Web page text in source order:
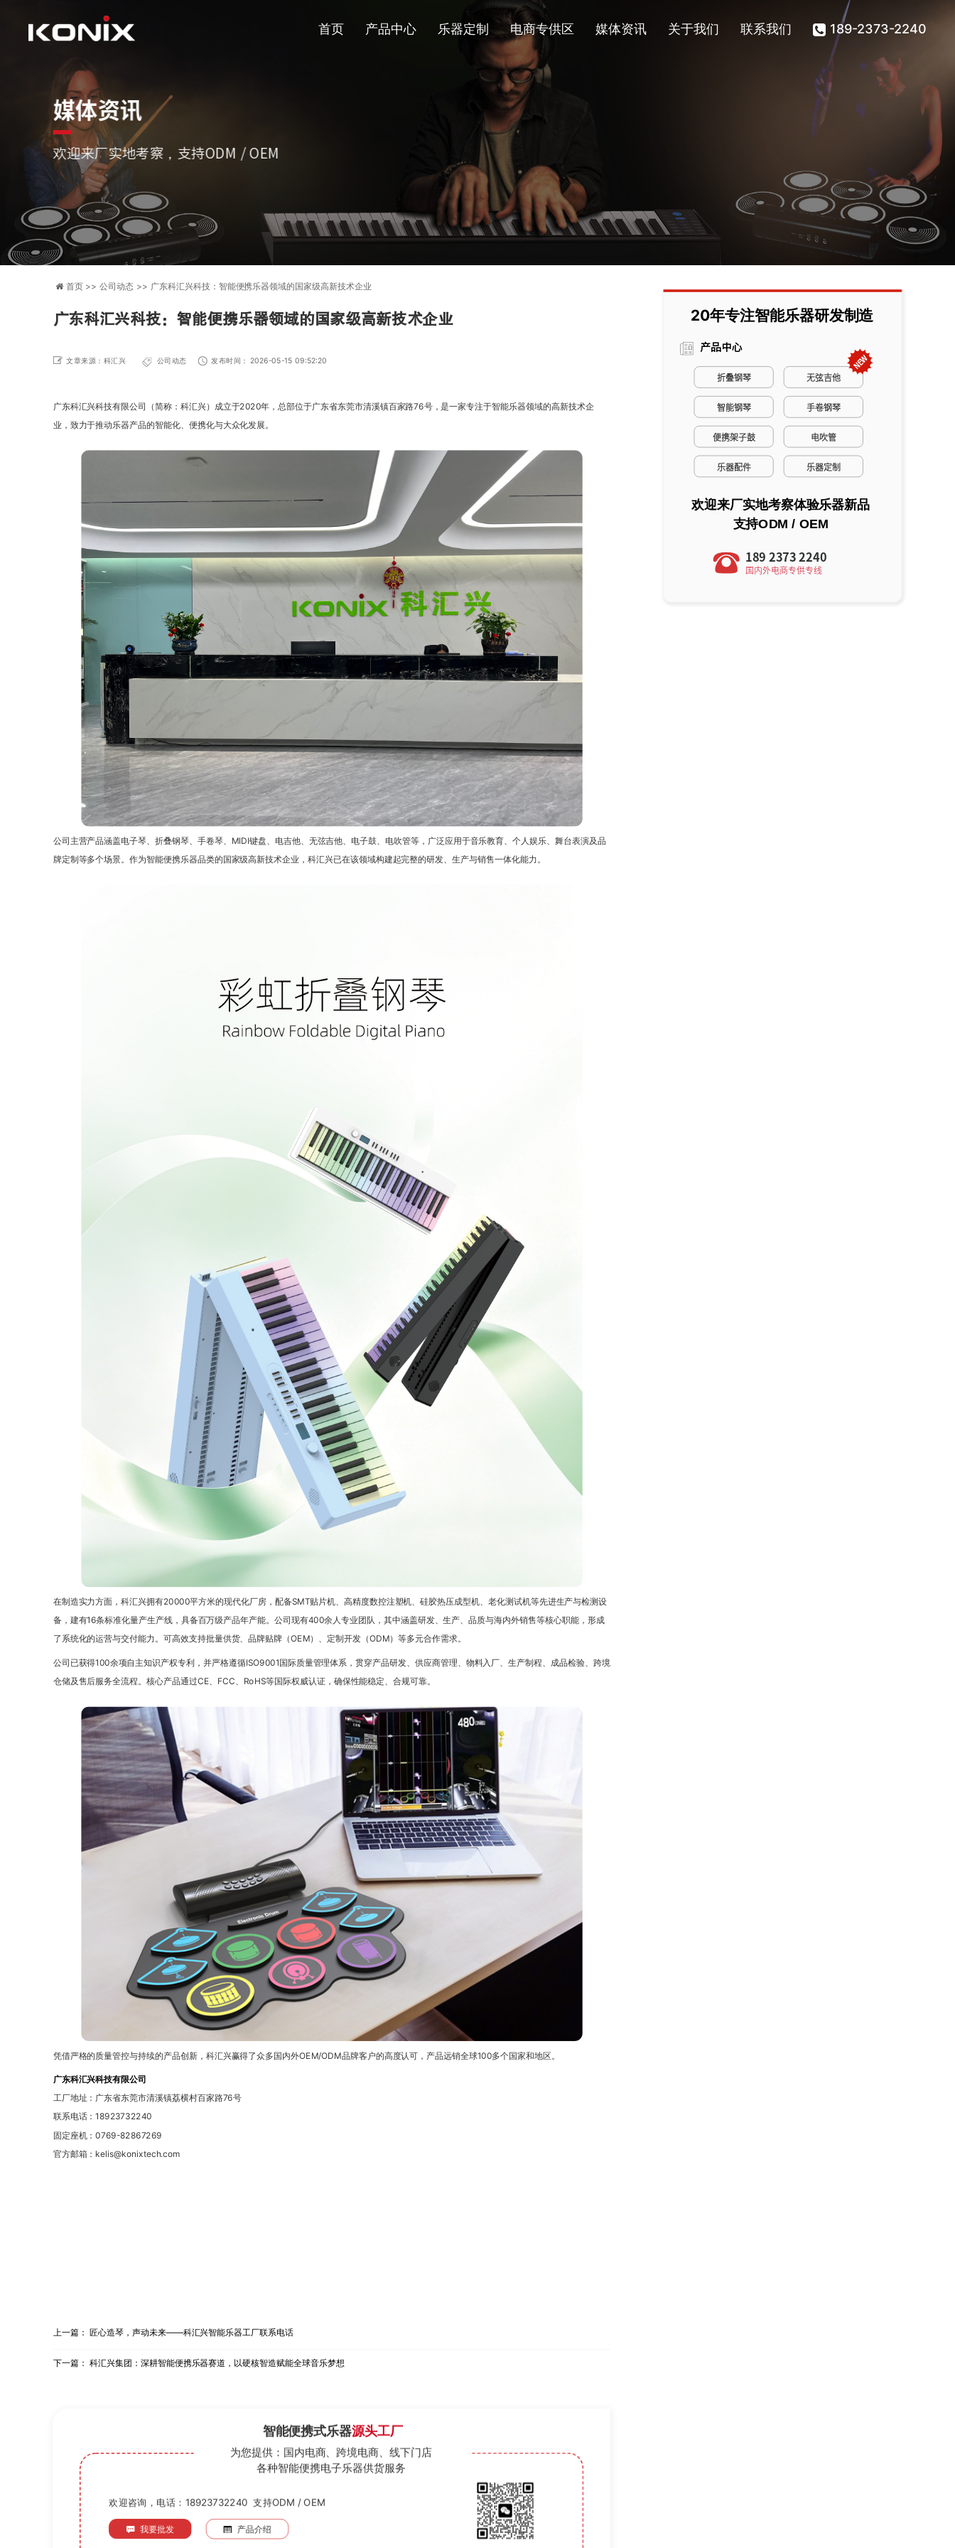
首页 产品中心 乐器定制 电商专供区 媒体资讯 关于我们 联系我们 189-2373-2240
媒体资讯
欢迎来厂实地考察，支持ODM / OEM
广东科汇兴科技：智能便携乐器领域的国家级高新技术企业
公司动态 发布时间： 2026-05-15 09:52:20
广东科汇兴科技有限公司（简称：科汇兴）成立于2020年，总部位于广东省东莞市清溪镇百家路76号，是一家专注于智能乐器领域的高新技术企
业，致力于推动乐器产品的智能化、便携化与大众化发展。
公司主营产品涵盖电子琴、折叠钢琴、手卷琴、MIDI键盘、电吉他、无弦吉他、电子鼓、电吹管等，广泛应用于音乐教育、个人娱乐、舞台表演及品
牌定制等多个场景。作为智能便携乐器品类的国家级高新技术企业，科汇兴已在该领域构建起完整的研发、生产与销售一体化能力。
在制造实力方面，科汇兴拥有20000平方米的现代化厂房，配备SMT贴片机、高精度数控注塑机、硅胶热压成型机、老化测试机等先进生产与检测设
备，建有16条标准化量产生产线，具备百万级产品年产能。公司现有400余人专业团队，其中涵盖研发、生产、品质与海内外销售等核心职能，形成
了系统化的运营与交付能力。可高效支持批量供货、品牌贴牌（OEM）、定制开发（ODM）等多元合作需求。
公司已获得100余项自主知识产权专利，并严格遵循ISO9001国际质量管理体系，贯穿产品研发、供应商管理、物料入厂、生产制程、成品检验、跨境
仓储及售后服务全流程。核心产品通过CE、FCC、RoHS等国际权威认证，确保性能稳定、合规可靠。
凭借严格的质量管控与持续的产品创新，科汇兴赢得了众多国内外OEM/ODM品牌客户的高度认可，产品远销全球100多个国家和地区。
广东科汇兴科技有限公司
工厂地址：广东省东莞市清溪镇荔横村百家路76号
联系电话：18923732240
固定座机：0769-82867269
官方邮箱：kelis@konixtech.com
文章来源：科汇兴
首页 >>公司动态 >> 广东科汇兴科技：智能便携乐器领域的国家级高新技术企业
产品中心
折叠钢琴 无弦吉他
智能钢琴 手卷钢琴
便携架子鼓 电吹管
乐器配件 乐器定制
20年专注智能乐器研发制造
欢迎来厂实地考察体验乐器新品
支持ODM / OEM
189 2373 2240
国内外电商专供专线
上一篇：匠心造琴，声动未来——科汇兴智能乐器工厂联系电话
下一篇：科汇兴集团：深耕智能便携乐器赛道，以硬核智造赋能全球音乐梦想
我要批发 产品介绍
欢迎咨询， 电话：18923732240支持ODM / OEM
为您提供：国内电商、跨境电商、线下门店
各种智能便携电子乐器供货服务
智能便携式乐器源头工厂